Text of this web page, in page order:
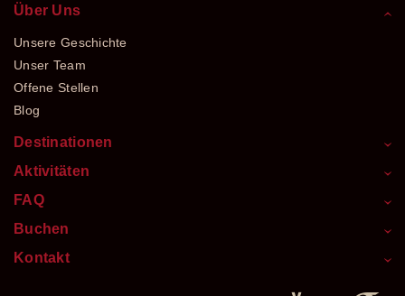
Über Uns
Unsere Geschichte
Unser Team
Offene Stellen
Blog
Destinationen
Aktivitäten
FAQ
Buchen
Kontakt